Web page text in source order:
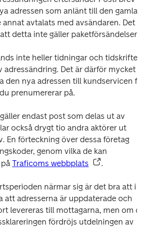
adressen som anlänt till den gamla
annat avtalats med avsändaren. Det
detta inte gäller paketförsändelser.
inte heller tidningar och tidskrifter
adressändring. Det är därför mycket
den nya adressen till kundservicen
prenumererar på.
endast post som delas ut av
också drygt tio andra aktörer ut
En förteckning över dessa företag
genom vilka de kan
Traficoms webbplats .
närmar sig är det bra att i
att adresserna är uppdaterade och
levereras till mottagarna, men om
fördröjs utdelningen av